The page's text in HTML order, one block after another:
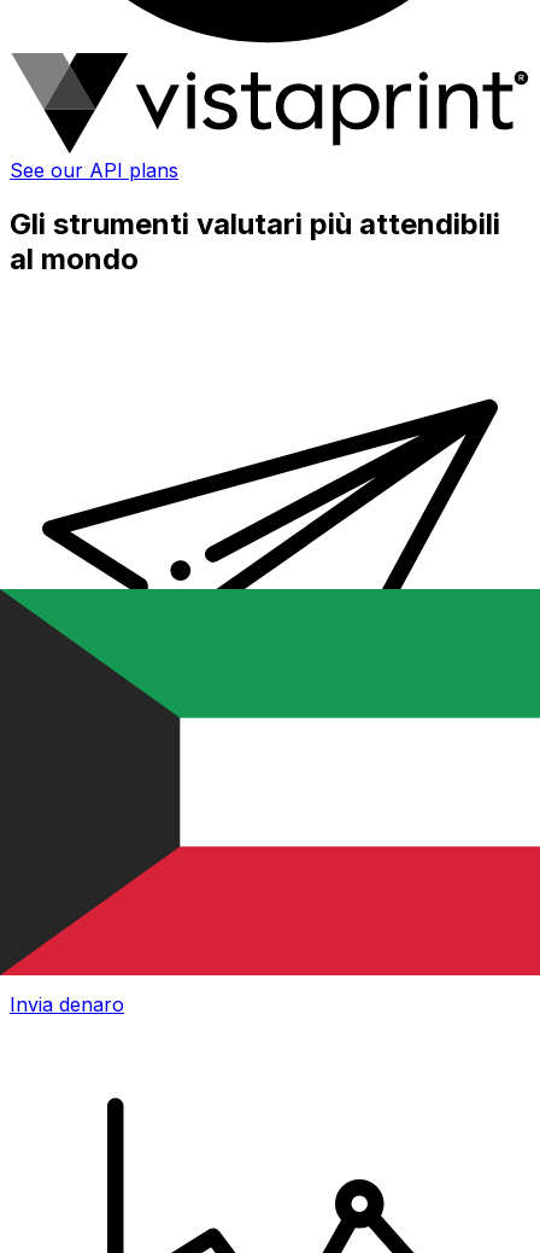
See our API plans
Gli strumenti valutari più attendibili
al mondo
Trasferimenti di denaro internazionali Xe
Invia denaro online in modo facile, veloce e sicuro.
Tracciamento e notifiche in tempo reale + opzioni di
consegna e pagamento flessibili.
Invia denaro